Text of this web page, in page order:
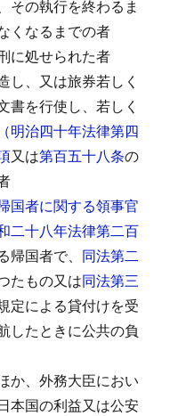
その執行を終わるま
くなるまでの者
に処せられた者
し、又は旅券若しく
書を行使し、若しく
明治四十年法律第四
又は第百五十八条の
国者に関する領事官
二十八年法律第二百
帰国者で、 同法第二
たもの又は同法第三
定による貸付けを受
したときに公共の負
か、外務大臣におい
本国の利益又は公安